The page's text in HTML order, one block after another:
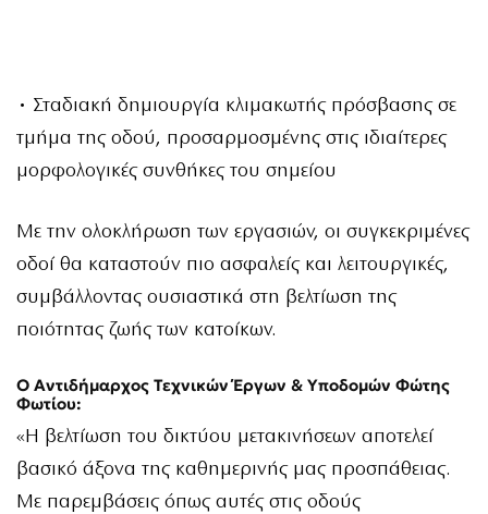
• Σταδιακή δημιουργία κλιμακωτής πρόσβασης σε
τμήμα της οδού, προσαρμοσμένης στις ιδιαίτερες
μορφολογικές συνθήκες του σημείου
Με την ολοκλήρωση των εργασιών, οι συγκεκριμένες
οδοί θα καταστούν πιο ασφαλείς και λειτουργικές,
συμβάλλοντας ουσιαστικά στη βελτίωση της
ποιότητας ζωής των κατοίκων.
Ο Αντιδήμαρχος Τεχνικών Έργων & Υποδομών Φώτης
Φωτίου:
«Η βελτίωση του δικτύου μετακινήσεων αποτελεί
βασικό άξονα της καθημερινής μας προσπάθειας.
Με παρεμβάσεις όπως αυτές στις οδούς